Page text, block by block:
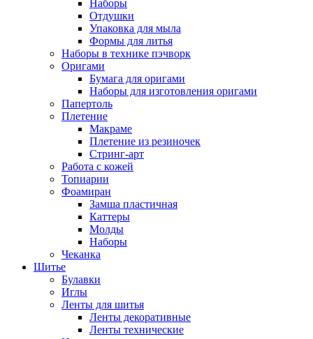
Наборы
Отдушки
Упаковка для мыла
Формы для литья
Наборы в технике пэчворк
Оригами
Бумага для оригами
Наборы для изготовления оригами
Папертоль
Плетение
Макраме
Плетение из резиночек
Стринг-арт
Работа с кожей
Топиарии
Фоамиран
Замша пластичная
Каттеры
Молды
Наборы
Чеканка
Шитье
Булавки
Иглы
Ленты для шитья
Ленты декоративные
Ленты технические